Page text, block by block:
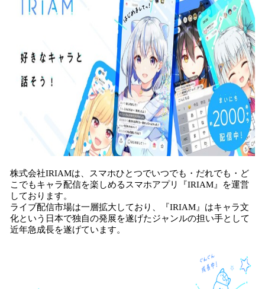
株式会社IRIAMは、スマホひとつでいつでも・だれでも・ど
こでもキャラ配信を楽しめるスマホアプリ『IRIAM』を運営
しております。
ライブ配信市場は一層拡大しており、『IRIAM』はキャラ文
化という日本で独自の発展を遂げたジャンルの担い手として
近年急成長を遂げています。